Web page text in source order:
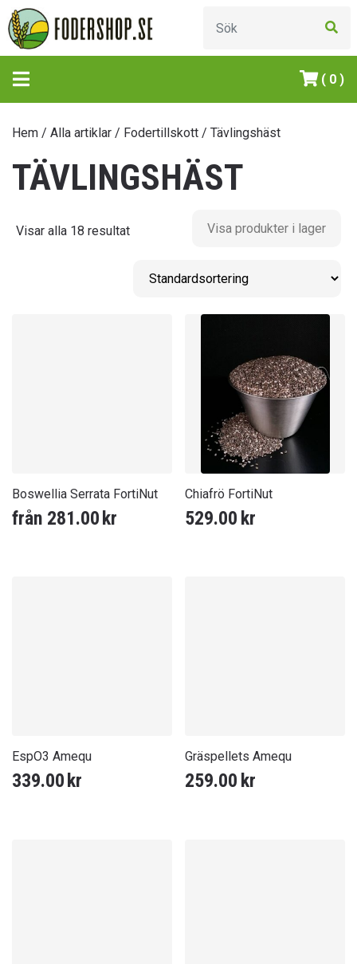
( 0 )
Hem / Alla artiklar / Fodertillskott / Tävlingshäst
TÄVLINGSHÄST
Visar alla 18 resultat Visa produkter i lager
Boswellia Serrata FortiNut
från 281.00kr
Chiafrö FortiNut
529.00 kr
EspO3 Amequ
339.00 kr
Gräspellets Amequ
259.00 kr